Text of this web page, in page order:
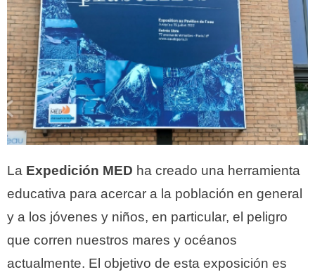
La Expedición MED ha creado una herramienta
educativa para acercar a la población en general
y a los jóvenes y niños, en particular, el peligro
que corren nuestros mares y océanos
actualmente. El objetivo de esta exposición es